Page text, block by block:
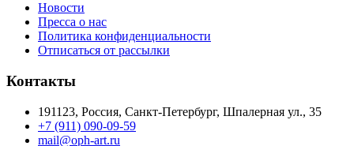
Новости
Пресса о нас
Политика конфиденциальности
Отписаться от рассылки
Контакты
191123, Россия, Санкт-Петербург, Шпалерная ул., 35
+7 (911) 090-09-59
mail@oph-art.ru